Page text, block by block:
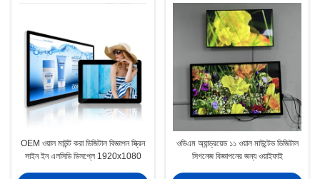
OEM ওয়াল মাউন্ট করা ডিজিটাল বিজ্ঞাপন স্ক্রিন
সাইন ইন এলসিডি ডিসপ্লে 1920x1080
ওডিএম অ্যান্ড্রয়েড ১১ ওয়াল মাউন্টেড ডিজিটাল
সিগনেজ বিজ্ঞাপনের জন্য ওয়াইফাই